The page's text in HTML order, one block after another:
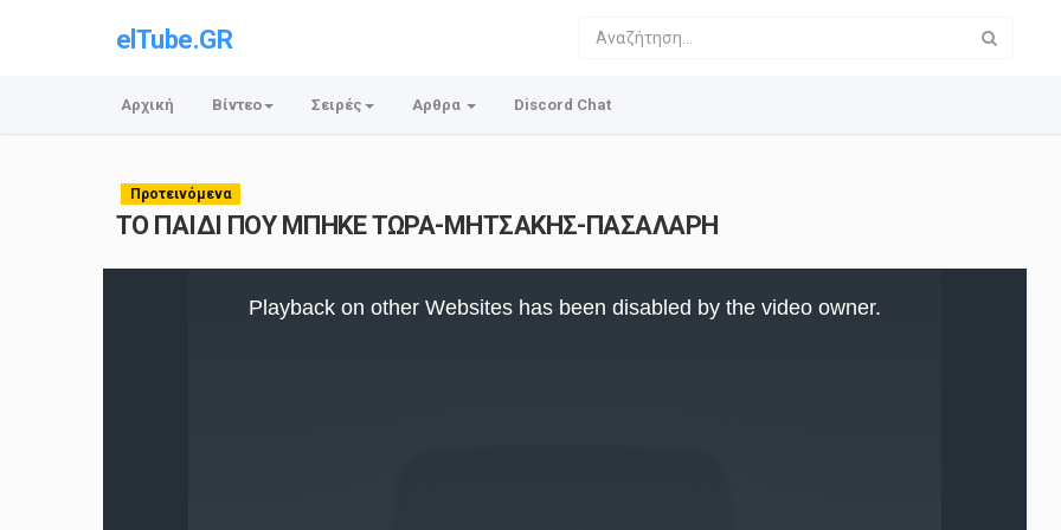
elTube.GR
Αρχική Βίντεο Σειρές Αρθρα Discord Chat
Προτεινόμενα
ΤΟ ΠΑΙΔΙ ΠΟΥ ΜΠΗΚΕ ΤΩΡΑ-ΜΗΤΣΑΚΗΣ-ΠΑΣΑΛΑΡΗ
Playback on other Websites has been disabled by the video owner.